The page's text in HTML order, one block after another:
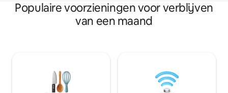
Populaire voorzieningen voor verblijven
van een maand